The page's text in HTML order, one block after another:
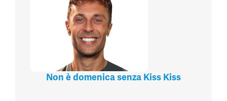
Non è domenica senza Kiss Kiss